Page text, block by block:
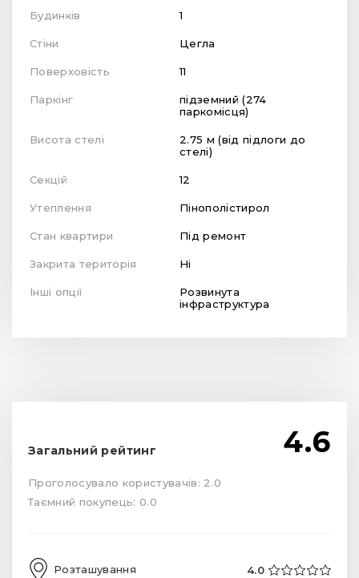
Будинків 1
Стіни Цегла
Поверховість 11
Паркінг
підземний (274
паркомісця)
Висота стелі
2.75 м (від підлоги до
стелі)
Секцій 12
Утеплення Пінополістирол
Стан квартири Під ремонт
Закрита територія Ні
Інші опції
Розвинута
інфраструктура
Загальний рейтинг 4.6
Проголосувало користувачів: 2.0
Таємний покупець: 0.0
Розташування 4.0